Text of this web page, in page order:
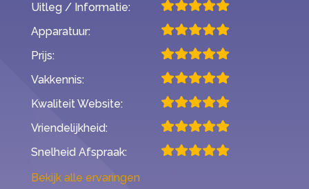
Uitleg / Informatie:
Apparatuur:
Prijs:
Vakkennis:
Kwaliteit Website:
Vriendelijkheid:
Snelheid Afspraak:
Bekijk alle ervaringen